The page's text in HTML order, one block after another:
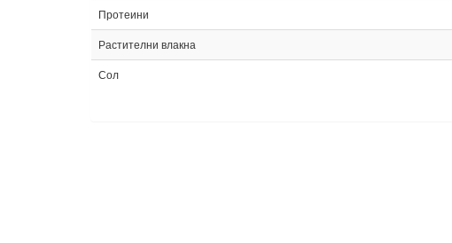
Протеини
Растителни влакна
Сол